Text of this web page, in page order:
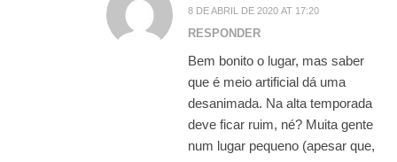
8 DE ABRIL DE 2020 AT 17:20
RESPONDER
Bem bonito o lugar, mas saber
que é meio artificial dá uma
desanimada. Na alta temporada
deve ficar ruim, né? Muita gente
num lugar pequeno (apesar que,